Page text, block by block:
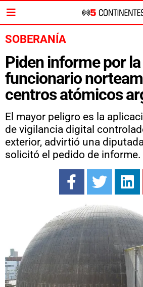
SOBERANÍA
Piden informe por
funcionario
centros atómicos
El mayor peligro es la
de vigilancia digital
exterior, advirtió una
solicitó el pedido de informe.